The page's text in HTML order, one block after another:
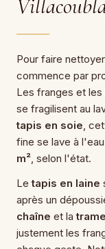
Pour faire
commence par
Les franges et les
se fragilisent au
tapis en soie,
fine se lave à
m², selon l'état.
Letapis en laine
après un
chaîne et latrame
justement les